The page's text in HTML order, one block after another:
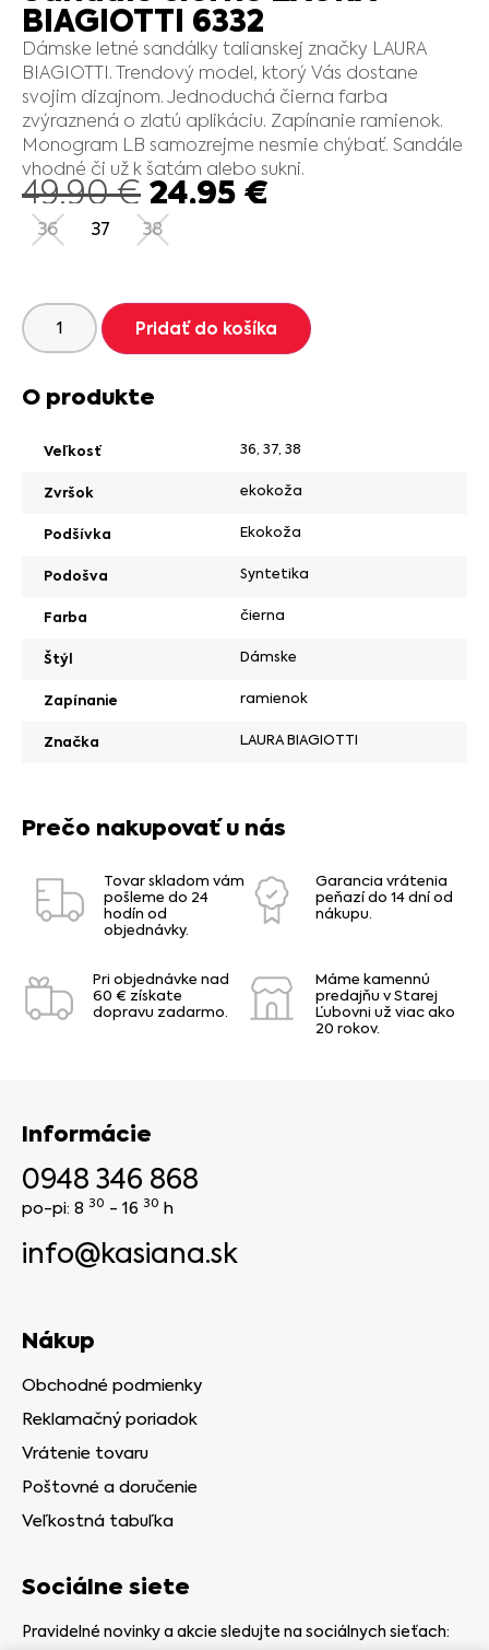
BIAGIOTTI 6332
Dámske letné sandálky talianskej značky LAURA
BIAGIOTTI. Trendový model, ktorý Vás dostane
svojim dizajnom. Jednoduchá čierna farba
zvýraznená o zlatú aplikáciu. Zapínanie ramienok.
Monogram LB samozrejme nesmie chýbať. Sandále
vhodné či už k šatám alebo sukni.
49.90€ 24.95€
36 37 38
Pridať do košíka
O produkte
Veľkosť 36, 37, 38
Zvršok ekokoža
Podšívka Ekokoža
Podošva Syntetika
Farba čierna
Štýl Dámske
Zapínanie ramienok
Značka LAURA BIAGIOTTI
Prečo nakupovať u nás
Tovar skladom vám
pošleme do 24
hodín od
objednávky.
Garancia vrátenia
peňazí do 14 dní od
nákupu.
Pri objednávke nad
60 € získate
dopravu zadarmo.
Máme kamennú
predajňu v Starej
Ľubovni už viac ako
20 rokov.
Informácie
0948 346 868
po-pi: 8 30 - 16 30 h
info@kasiana.sk
Nákup
Obchodné podmienky
Reklamačný poriadok
Vrátenie tovaru
Poštovné a doručenie
Veľkostná tabuľka
Sociálne siete
Pravidelné novinky a akcie sledujte na sociálnych sieťach: